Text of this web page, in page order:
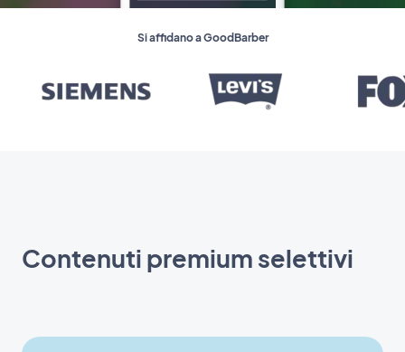
Si affidano a GoodBarber
Contenuti premium selettivi